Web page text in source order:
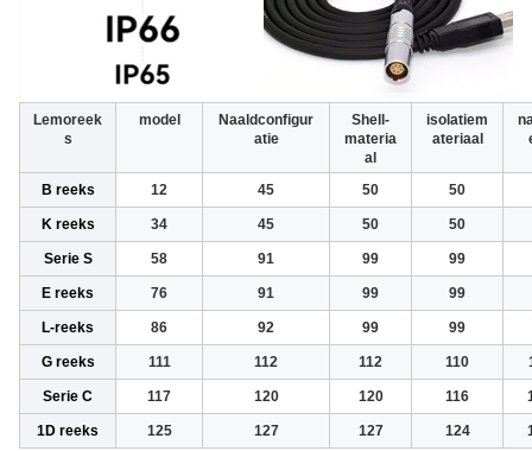
Lemoreek
s
model
Naaldconfigur
atie
Shell-
materia
al
isolatiem
ateriaal
B reeks 12 45 50 50
K reeks 34 45 50 50
Serie S 58 91 99 99
E reeks 76 91 99 99
L-reeks 86 92 99 99
G reeks 111 112 112 110
Serie C 117 120 120 116
1D reeks 125 127 127 124